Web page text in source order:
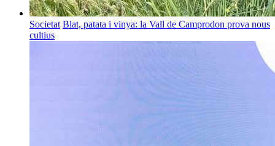
Societat Blat, patata i vinya: la Vall de Camprodon prova nous
cultius